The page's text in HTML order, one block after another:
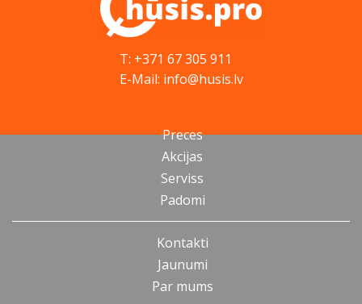
T: +371 67 305 911
E-Mail: info@husis.lv
Preces
Akcijas
Serviss
Padomi
Kontakti
Jaunumi
Par mums